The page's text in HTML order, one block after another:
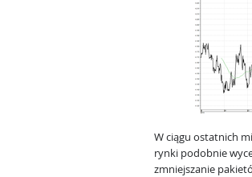
W ciągu ostatnich
rynki podobnie
zmniejszanie